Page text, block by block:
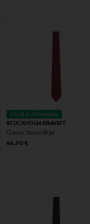
EELIS KUPONGIGA
STOCKHOLM KRAVATT
Classic Dot siidlips
Original Price
44,90 €